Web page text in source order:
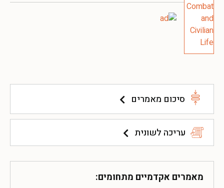
סיכום מאמרים
עריכה לשונית
מאמרים אקדמיים מתחומים: